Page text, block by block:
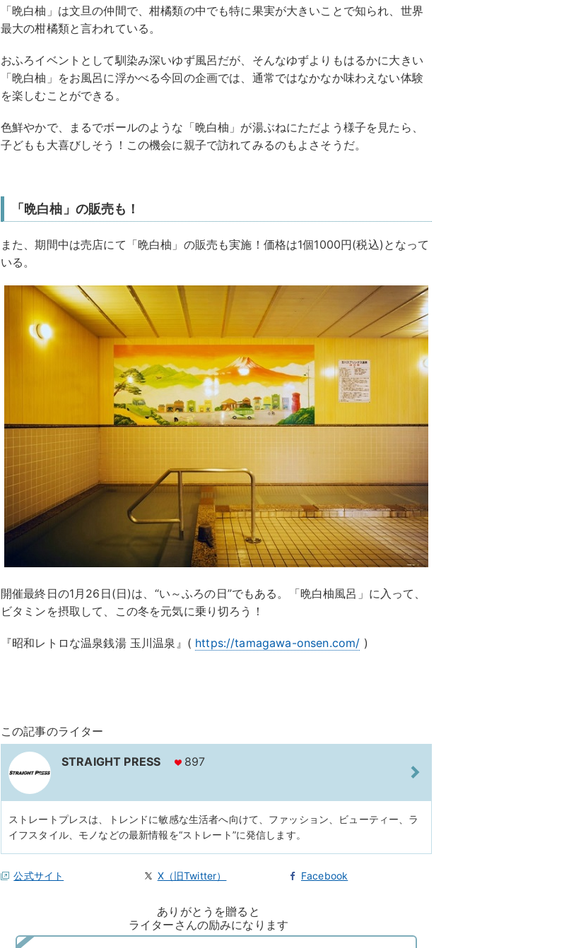
「晩白柚」は文旦の仲間で、柑橘類の中でも特に果実が大きいことで知られ、世界
最大の柑橘類と言われている。
おふろイベントとして馴染み深いゆず風呂だが、そんなゆずよりもはるかに大きい
「晩白柚」をお風呂に浮かべる今回の企画では、通常ではなかなか味わえない体験
を楽しむことができる。
色鮮やかで、まるでボールのような「晩白柚」が湯ぶねにただよう様子を見たら、
子どもも大喜びしそう！この機会に親子で訪れてみるのもよさそうだ。
「晩白柚」の販売も！
また、期間中は売店にて「晩白柚」の販売も実施！価格は1個1000円(税込)となって
いる。
開催最終日の1月26日(日)は、“い～ふろの日”でもある。「晩白柚風呂」に入って、
ビタミンを摂取して、この冬を元気に乗り切ろう！
『昭和レトロな温泉銭湯 玉川温泉』( https://tamagawa-onsen.com/ )
この記事のライター
STRAIGHT PRESS 897
ストレートプレスは、トレンドに敏感な生活者へ向けて、ファッション、ビューティー、ラ
イフスタイル、モノなどの最新情報を“ストレート”に発信します。
公式サイト X（旧Twitter） Facebook
ありがとうを贈ると
ライターさんの励みになります